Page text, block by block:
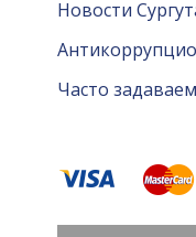
Новости
Часто